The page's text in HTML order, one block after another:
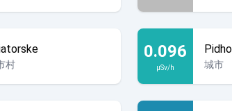
村
0.096
µSv/h 城市